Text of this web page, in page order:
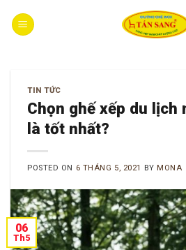
TIN TỨC
Chọn ghế xếp du lịch
là tốt nhất?
POSTED ON 6 THÁNG 5, 2021 BY MONA
06
Th5